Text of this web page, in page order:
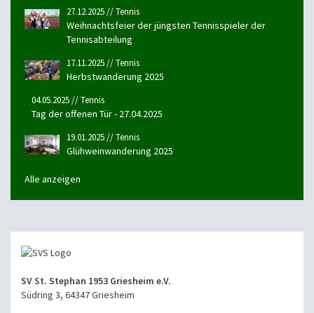
27.12.2025 // Tennis
Weihnachtsfeier der jüngsten Tennisspieler der
Tennisabteilung
17.11.2025 // Tennis
Herbstwanderung 2025
04.05.2025 // Tennis
Tag der offenen Tür - 27.04.2025
19.01.2025 // Tennis
Glühweinwanderung 2025
Alle anzeigen
SV St. Stephan 1953 Griesheim e.V.
Südring 3, 64347 Griesheim